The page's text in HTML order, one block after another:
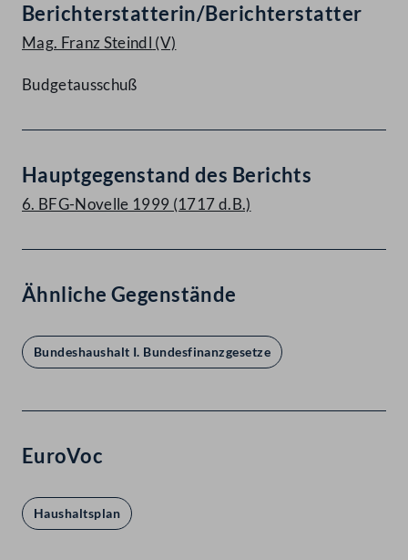
Berichterstatterin/Berichterstatter
Mag. Franz Steindl (V)
Budgetausschuß
Hauptgegenstand des Berichts
6. BFG-Novelle 1999 (1717 d.B.)
Ähnliche Gegenstände
Bundeshaushalt I. Bundesfinanzgesetze
EuroVoc
Haushaltsplan